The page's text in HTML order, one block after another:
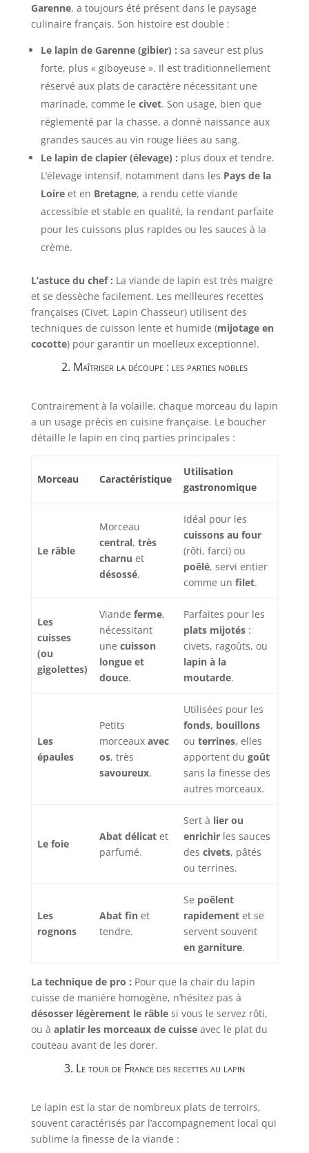
Garenne, a toujours été présent dans le paysage
culinaire français. Son histoire est double :
Le lapin de Garenne (gibier) : sa saveur est plus
forte, plus « giboyeuse ». Il est traditionnellement
réservé aux plats de caractère nécessitant une
marinade, comme le civet. Son usage, bien que
réglementé par la chasse, a donné naissance aux
grandes sauces au vin rouge liées au sang.
Le lapin de clapier (élevage) : plus doux et tendre.
L’élevage intensif, notamment dans les Pays de la
Loireet en Bretagne, a rendu cette viande
accessible et stable en qualité, la rendant parfaite
pour les cuissons plus rapides ou les sauces à la
crème.
L’astuce du chef : La viande de lapin est très maigre
et se dessèche facilement. Les meilleures recettes
françaises (Civet, Lapin Chasseur) utilisent des
techniques de cuisson lente et humide (mijotage en
cocotte) pour garantir un moelleux exceptionnel.
2. Maîtriser la découpe : les parties nobles
Contrairement à la volaille, chaque morceau du lapin
a un usage précis en cuisine française. Le boucher
détaille le lapin en cinq parties principales :
Morceau Caractéristique
Utilisation
gastronomique
Le râble
Morceau
central, très
charnu et
désossé.
Idéal pour les
cuissons au four
(rôti, farci) ou
poêlé, servi entier
comme un filet.
Les
cuisses
(ou
gigolettes)
Viande ferme,
nécessitant
une cuisson
longue et
douce.
Parfaites pour les
plats mijotés :
civets, ragoûts, ou
lapin à la
moutarde.
Les
épaules
Petits
morceaux avec
os, très
savoureux.
Utilisées pour les
fonds, bouillons
ou terrines, elles
apportent du goût
sans la finesse des
autres morceaux.
Le foie
Abat délicat et
parfumé.
Sert à lier ou
enrichir les sauces
des civets, pâtés
ou terrines.
Les
rognons
Abat fin et
tendre.
Se poêlent
rapidement et se
servent souvent
en garniture.
La technique de pro : Pour que la chair du lapin
cuisse de manière homogène, n’hésitez pas à
désosser légèrement le râblesi vous le servez rôti,
ou à aplatir les morceaux de cuisseavec le plat du
couteau avant de les dorer.
3. Le tour de France des recettes au lapin
Le lapin est la star de nombreux plats de terroirs,
souvent caractérisés par l’accompagnement local qui
sublime la finesse de la viande :